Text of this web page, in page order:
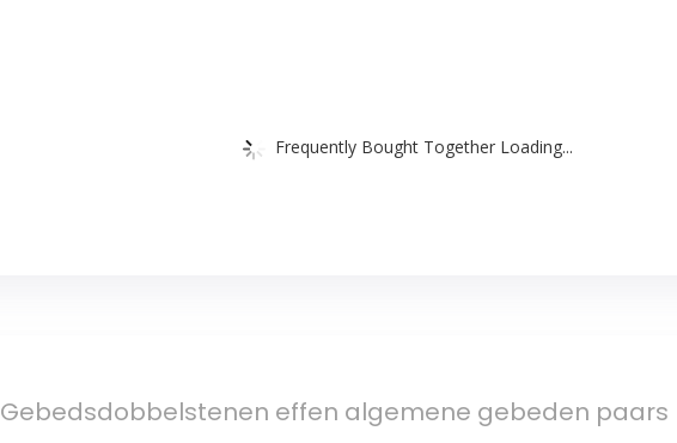
Frequently Bought Together Loading...
Gebedsdobbelstenen effen algemene gebeden paars